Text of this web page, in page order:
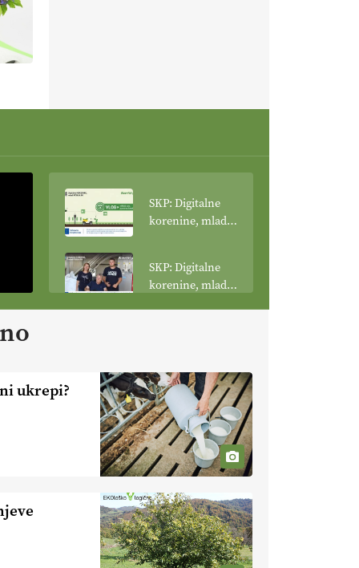
SKP: Digitalne
korenine, mladi
spreminja
podobo
kmetijstva
SKP: Digitalne
korenine, mladi
je res varnejša?
EKOloško =
logično:
vinogradniško in
vinarsko
posestvo
EKOloško =
logično: ekološka
kmetija KURNIK
EKOloško =
logično: ekološka
kmetija HOMAR
ukrepi?